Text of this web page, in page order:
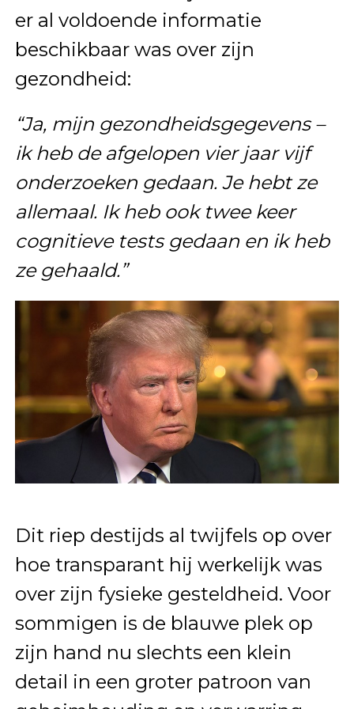
er al voldoende informatie
beschikbaar was over zijn
gezondheid:
“Ja, mijn gezondheidsgegevens –
ik heb de afgelopen vier jaar vijf
onderzoeken gedaan. Je hebt ze
allemaal. Ik heb ook twee keer
cognitieve tests gedaan en ik heb
ze gehaald.”
Dit riep destijds al twijfels op over
hoe transparant hij werkelijk was
over zijn fysieke gesteldheid. Voor
sommigen is de blauwe plek op
zijn hand nu slechts een klein
detail in een groter patroon van